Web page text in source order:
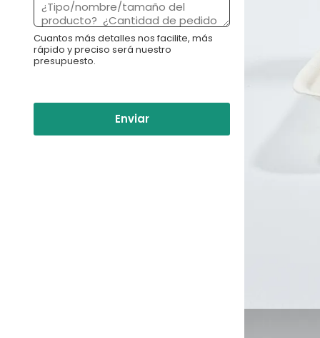
*
s
a
j
e
Cuantos más detalles nos facilite, más
rápido y preciso será nuestro
presupuesto.
Enviar